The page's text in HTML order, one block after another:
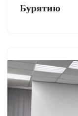
Бурятию